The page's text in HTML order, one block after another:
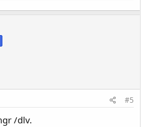
#5
/dlv.